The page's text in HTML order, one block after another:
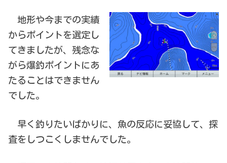
地形や今までの実績
からポイントを選定し
てきましたが、残念な
がら爆釣ポイントにあ
たることはできません
でした。
早く釣りたいばかりに、魚の反応に妥協して、探
査をしつこくしませんでした。